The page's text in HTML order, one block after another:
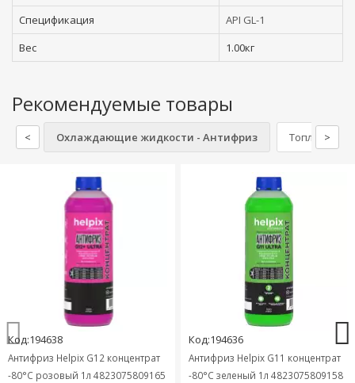
Спецификация
API GL-1
Вес
1.00кг
Рекомендуемые товары
< Охлаждающие жидкости - Антифриз Топливные
>
Код:194638
Антифриз Helpix G12 концентрат
-80°C розовый 1л 4823075809165
Код:194636
Антифриз Helpix G11 концентрат
-80°C зеленый 1л 4823075809158